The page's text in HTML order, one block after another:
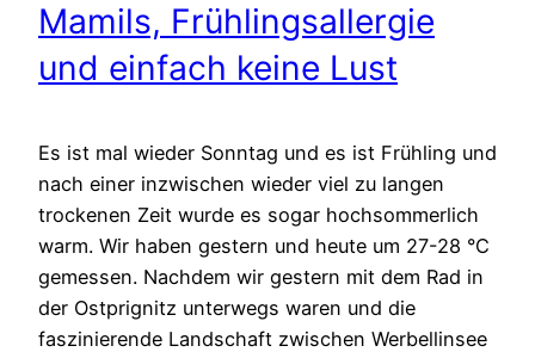
Mamils, Frühlingsallergie
und einfach keine Lust
Es ist mal wieder Sonntag und es ist Frühling und
nach einer inzwischen wieder viel zu langen
trockenen Zeit wurde es sogar hochsommerlich
warm. Wir haben gestern und heute um 27-28 °C
gemessen. Nachdem wir gestern mit dem Rad in
der Ostprignitz unterwegs waren und die
faszinierende Landschaft zwischen Werbellinsee